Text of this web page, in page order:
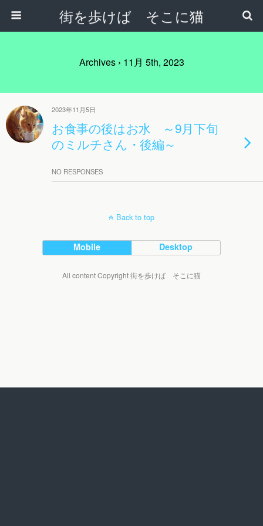
街を歩けば そこに猫
Archives › 11月 5th, 2023
2023年11月5日
お食事の後はお水 ～9月下旬
のミルチさん・後編～
NO RESPONSES
Back to top
Mobile Desktop
All content Copyright 街を歩けば そこに猫